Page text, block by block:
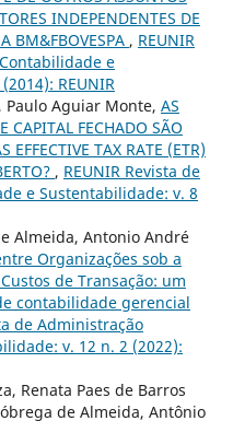
INDEPENDENTES DE
BM&FBOVESPA , REUNIR
e
REUNIR
Paulo Aguiar Monte, AS
CAPITAL FECHADO SÃO
EFFECTIVE TAX RATE (ETR)
, REUNIR Revista de
e Sustentabilidade: v. 8
Almeida, Antonio André
Organizações sob a
de Transação: um
contabilidade gerencial
de Administração
v. 12 n. 2 (2022):
Renata Paes de Barros
de Almeida, Antônio